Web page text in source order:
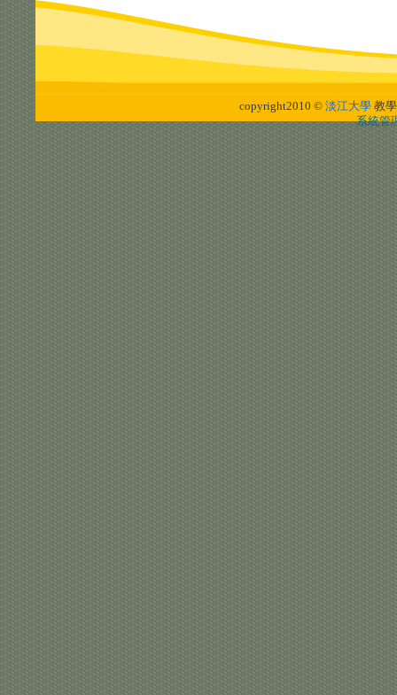
copyright2010 © 淡江大學 教
系統管